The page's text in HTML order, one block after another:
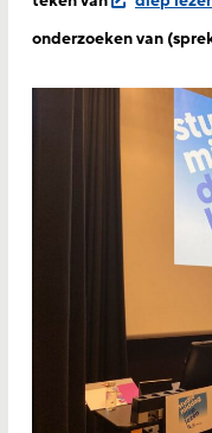
onderzoeken van